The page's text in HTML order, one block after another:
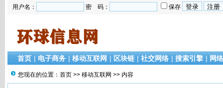
用户名： 密 码： 保存
首页 | 电子商务 | 移动互联网 | 区块链 | 社交网络 | 搜索引擎 | 网
您现在的位置： 首页 >> 移动互联网 >> 内容